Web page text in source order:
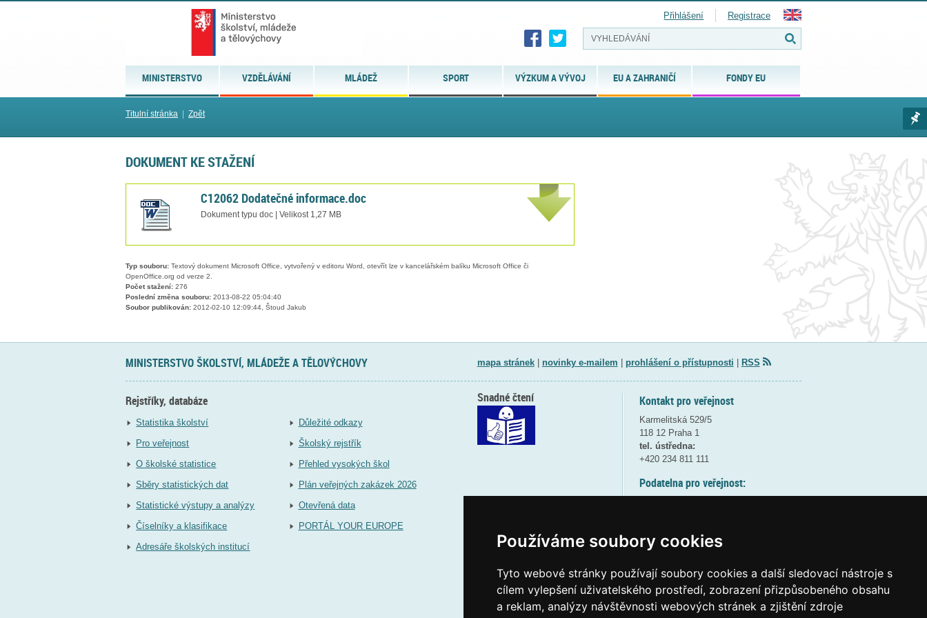
Používáme soubory cookies
Tyto webové stránky používají soubory cookies a další sledovací nástroje s
cílem vylepšení uživatelského prostředí, zobrazení přizpůsobeného obsahu
a reklam, analýzy návštěvnosti webových stránek a zjištění zdroje
MINISTERSTVO VZDĚLÁVÁNÍ MLÁDEŽ SPORT VÝZKUM A VÝVOJ EU A ZAHRANIČÍ FONDY EU
Přihlášení Registrace
Titulní stránka Zpět
DOKUMENT KE STAŽENÍ
C12062 Dodatečné informace.doc
Dokument typu doc | Velikost 1,27 MB
Typ souboru: Textový dokument Microsoft Office, vytvořený v editoru Word, otevřít lze v kancelářském balíku Microsoft Office či
OpenOffice.org od verze 2.
Počet stažení: 276
Poslední změna souboru: 2013-08-22 05:04:40
Soubor publikován: 2012-02-10 12:09:44, Štoud Jakub
MINISTERSTVO ŠKOLSTVÍ, MLÁDEŽE A TĚLOVÝCHOVY mapa stránek| novinky e-mailem prohlášení o přístupnosti RSS
Rejstříky, databáze
Statistika školství
Pro veřejnost
O školské statistice
Sběry statistických dat
Statistické výstupy a analýzy
Číselníky a klasifikace
Adresáře školských institucí
Důležité odkazy
Školský rejstřík
Přehled vysokých škol
Plán veřejných zakázek 2026
Otevřená data
PORTÁL YOUR EUROPE
Kontakt pro veřejnost
Karmelitská 529/5
118 12 Praha 1
tel. ústředna:
+420 234 811 111
Podatelna pro veřejnost:
(více informací
Elektronická podatelna:
posta@msmtgov cz
Snadné čtení